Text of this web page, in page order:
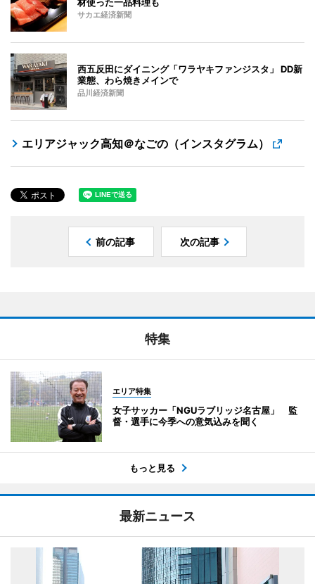
サカエ経済新聞
西五反田にダイニング「ワラヤキファンジスタ」 DD新
業態、わら焼きメインで
品川経済新聞
エリアジャック高知＠なごの（インスタグラム）
前の記事 次の記事
特集
エリア特集
女子サッカー「NGUラブリッジ名古屋」 監
督・選手に今季への意気込みを聞く
もっと見る
最新ニュース